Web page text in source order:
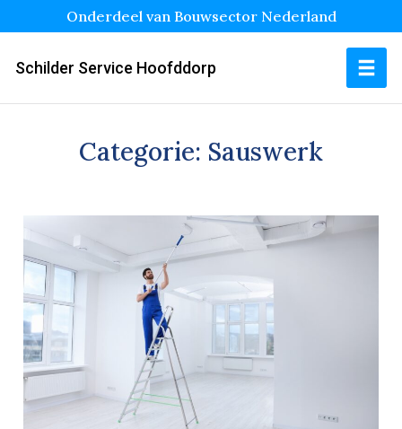
Onderdeel van Bouwsector Nederland
Schilder Service Hoofddorp
Categorie: Sauswerk